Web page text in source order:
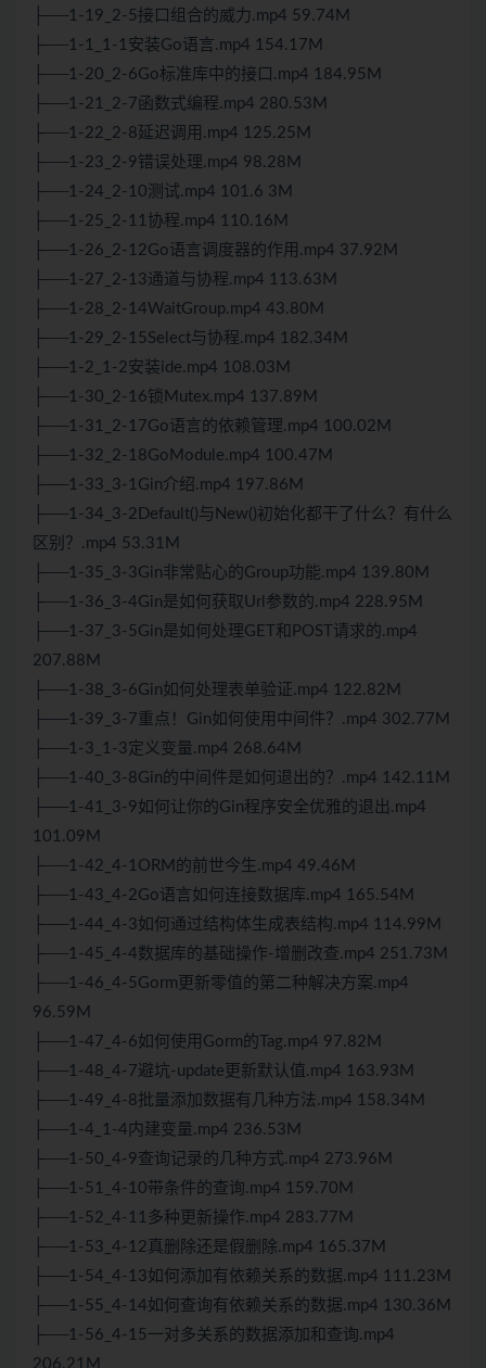
├──1-19_2-5接口组合的威力.mp4 59.74M
├──1-1_1-1安装Go语言.mp4 154.17M
├──1-20_2-6Go标准库中的接口.mp4 184.95M
├──1-21_2-7函数式编程.mp4 280.53M
├──1-22_2-8延迟调用.mp4 125.25M
├──1-23_2-9错误处理.mp4 98.28M
├──1-24_2-10测试.mp4 101.6 3M
├──1-25_2-11协程.mp4 110.16M
├──1-26_2-12Go语言调度器的作用.mp4 37.92M
├──1-27_2-13通道与协程.mp4 113.63M
├──1-28_2-14WaitGroup.mp4 43.80M
├──1-29_2-15Select与协程.mp4 182.34M
├──1-2_1-2安装ide.mp4 108.03M
├──1-30_2-16锁Mutex.mp4 137.89M
├──1-31_2-17Go语言的依赖管理.mp4 100.02M
├──1-32_2-18GoModule.mp4 100.47M
├──1-33_3-1Gin介绍.mp4 197.86M
├──1-34_3-2Default()与New()初始化都干了什么？有什么
区别？.mp4 53.31M
├──1-35_3-3Gin非常贴心的Group功能.mp4 139.80M
├──1-36_3-4Gin是如何获取Url参数的.mp4 228.95M
├──1-37_3-5Gin是如何处理GET和POST请求的.mp4
207.88M
├──1-38_3-6Gin如何处理表单验证.mp4 122.82M
├──1-39_3-7重点！Gin如何使用中间件？.mp4 302.77M
├──1-3_1-3定义变量.mp4 268.64M
├──1-40_3-8Gin的中间件是如何退出的？.mp4 142.11M
├──1-41_3-9如何让你的Gin程序安全优雅的退出.mp4
101.09M
├──1-42_4-1ORM的前世今生.mp4 49.46M
├──1-43_4-2Go语言如何连接数据库.mp4 165.54M
├──1-44_4-3如何通过结构体生成表结构.mp4 114.99M
├──1-45_4-4数据库的基础操作-增删改查.mp4 251.73M
├──1-46_4-5Gorm更新零值的第二种解决方案.mp4
96.59M
├──1-47_4-6如何使用Gorm的Tag.mp4 97.82M
├──1-48_4-7避坑-update更新默认值.mp4 163.93M
├──1-49_4-8批量添加数据有几种方法.mp4 158.34M
├──1-4_1-4内建变量.mp4 236.53M
├──1-50_4-9查询记录的几种方式.mp4 273.96M
├──1-51_4-10带条件的查询.mp4 159.70M
├──1-52_4-11多种更新操作.mp4 283.77M
├──1-53_4-12真删除还是假删除.mp4 165.37M
├──1-54_4-13如何添加有依赖关系的数据.mp4 111.23M
├──1-55_4-14如何查询有依赖关系的数据.mp4 130.36M
├──1-56_4-15一对多关系的数据添加和查询.mp4
206.21M